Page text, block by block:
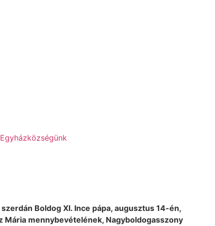
Egyházközségünk
Boldog XI. Ince pápa, augusztus 14-én,
Mária mennybevételének, Nagyboldogasszony